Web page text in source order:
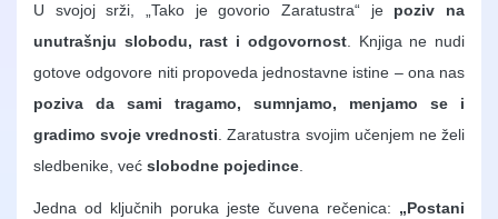
U svojoj srži, „Tako je govorio Zaratustra“ je poziv na
unutrašnju slobodu, rast i odgovornost. Knjiga ne nudi
gotove odgovore niti propoveda jednostavne istine – ona nas
poziva da sami tragamo, sumnjamo, menjamo se i
gradimo svoje vrednosti. Zaratustra svojim učenjem ne želi
sledbenike, već slobodne pojedince.
Jedna od ključnih poruka jeste čuvena rečenica: „Postani